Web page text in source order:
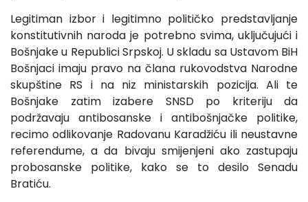
Legitiman izbor i legitimno političko predstavljanje
konstitutivnih naroda je potrebno svima, uključujući i
Bošnjake u Republici Srpskoj. U skladu sa Ustavom BiH
Bošnjaci imaju pravo na člana rukovodstva Narodne
skupštine RS i na niz ministarskih pozicija. Ali te
Bošnjake zatim izabere SNSD po kriteriju da
podržavaju antibosanske i antibošnjačke politike,
recimo odlikovanje Radovanu Karadžiću ili neustavne
referendume, a da bivaju smijenjeni ako zastupaju
probosanske politike, kako se to desilo Senadu
Bratiću.